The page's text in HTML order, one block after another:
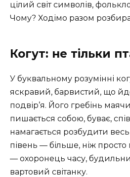
цілий світ символів,
Чому? Ходімо разом
Когут: не тільки
У буквальному розумінні
яскравий, барвистий, що
подвір’я. Його гребінь
пишається собою, буває,
намагається розбудити весь
півень — більше, ніж просто
— охоронець часу,
вартовий світанку.